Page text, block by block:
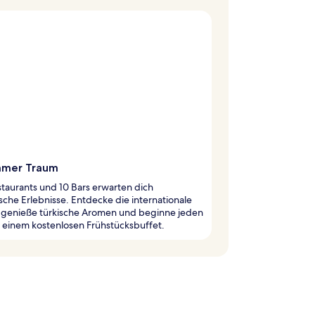
Traum
und 10 Bars erwarten dich
Erlebnisse. Entdecke die internationale
türkische Aromen und beginne jeden
einem kostenlosen Frühstücksbuffet.